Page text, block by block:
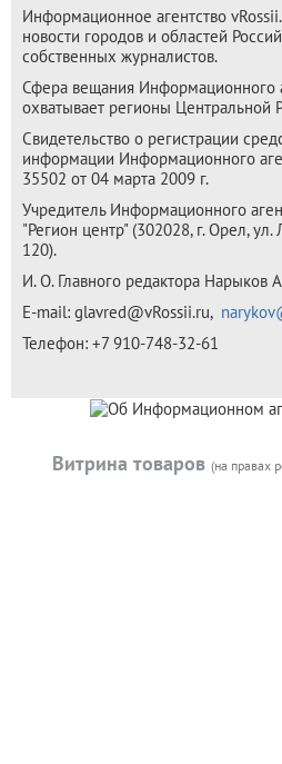
Информационное агентство
новости городов и областей
собственных журналистов.
Сфера вещания Информационного
охватывает регионы Центральной
Свидетельство о регистрации
информации Информационного
35502 от 04 марта 2009 г.
Учредитель Информационного
"Регион центр" (302028, г. Орел,
120).
И. О. Главного редактора Нарыков
E-mail: glavred@vRossii.ru,
Телефон: +7 910-748-32-61
Витрина товаров (на правах